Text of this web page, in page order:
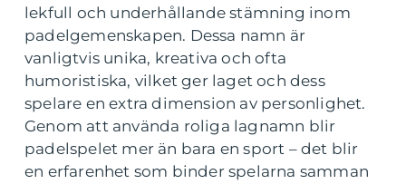
lekfull och underhållande stämning inom
padelgemenskapen. Dessa namn är
vanligtvis unika, kreativa och ofta
humoristiska, vilket ger laget och dess
spelare en extra dimension av personlighet.
Genom att använda roliga lagnamn blir
padelspelet mer än bara en sport – det blir
en erfarenhet som binder spelarna samman